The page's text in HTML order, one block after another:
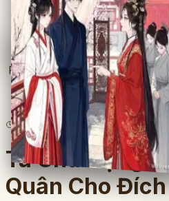
Full
3lượt đọc 10chương
Ta Chủ Động
Quân Cho